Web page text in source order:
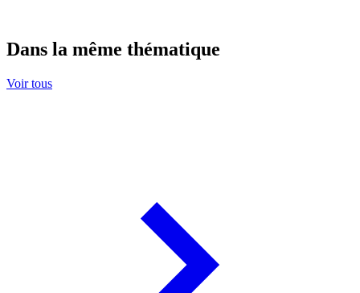
Dans la même thématique
Voir tous